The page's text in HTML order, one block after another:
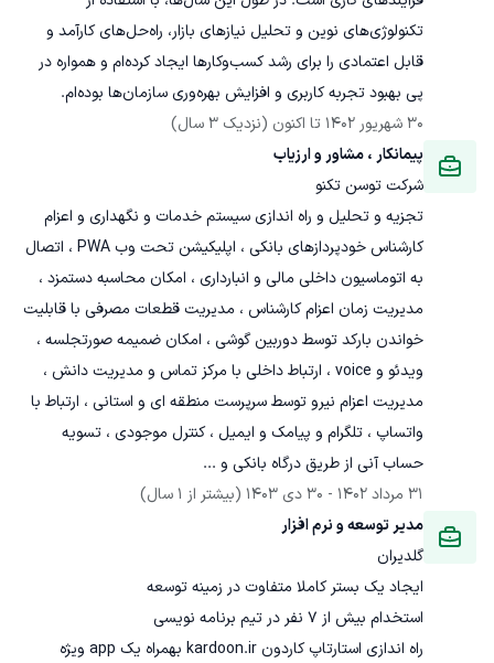
تکنولوژی‌های نوین و تحلیل نیازهای بازار، راه‌حل‌های کارآمد و
قابل اعتمادی را برای رشد کسب‌وکارها ایجاد کرده‌ام و همواره در
پی بهبود تجربه کاربری و افزایش بهره‌وری سازمان‌ها بوده‌ام.
30 شهریور 1402
تا اکنون (نزدیک 3 سال)
پیمانکار ، مشاور و ارزیاب
شرکت توسن تکنو
تجزیه و تحلیل و راه اندازی سیستم خدمات و نگهداری و اعزام
کارشناس خودپردازهای بانکی ، اپلیکیشن تحت وب PWA ، اتصال
به اتوماسیون داخلی مالی و انبارداری ، امکان محاسبه دستمزد ،
مدیریت زمان اعزام کارشناس ، مدیریت قطعات مصرفی با قابلیت
خواندن بارکد توسط دوربین گوشی ، امکان ضمیمه صورتجلسه ،
ویدئو و voice ، ارتباط داخلی با مرکز تماس و مدیریت دانش ،
مدیریت اعزام نیرو توسط سرپرست منطقه ای و استانی ، ارتباط با
واتساپ ، تلگرام و پیامک و ایمیل ، کنترل موجودی ، تسویه
حساب آنی از طریق درگاه بانکی و ...
31 مرداد 1402
- 30 دی 1403
(بیشتر از 1 سال)
مدیر توسعه و نرم افزار
گلدیران
راه اندازی استارتاپ کاردون kardoon.ir بهمراه یک app ویژه